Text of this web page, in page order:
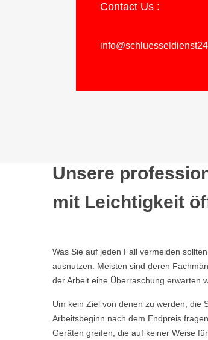
Contact Us :
Unsere
mit Leichtigkeit
Was Sie auf jeden Fall vermeiden
ausnutzen. Meisten sind deren
der Arbeit eine Überraschung erwarten
Um kein Ziel von denen zu werden, die
Arbeitsbeginn nach dem Endpreis
Geräten greifen, die auf keiner Weise